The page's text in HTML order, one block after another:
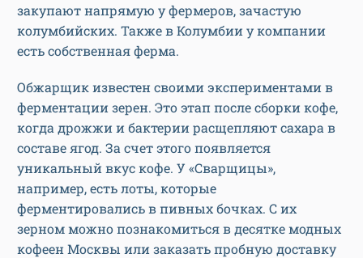
закупают напрямую у фермеров, зачастую
колумбийских. Также в Колумбии у компании
есть собственная ферма.
Обжарщик известен своими экспериментами в
ферментации зерен. Это этап после сборки кофе,
когда дрожжи и бактерии расщепляют сахара в
составе ягод. За счет этого появляется
уникальный вкус кофе. У «Сварщицы»,
например, есть лоты, которые
ферментировались в пивных бочках. С их
зерном можно познакомиться в десятке модных
кофеен Москвы или заказать пробную доставку